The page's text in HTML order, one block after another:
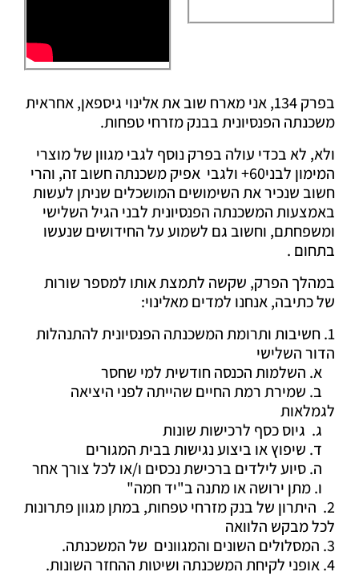
בפרק 134, אני מארח שוב את אלינוי גיספאן, אחראית
משכנתה הפנסיונית בבנק מזרחי טפחות.
ולא, לא בכדי עולה בפרק נוסף לגבי מגוון של מוצרי
המימון לבני60+ ולגבי אפיק משכנתה חשוב זה, והרי
חשוב שנכיר את השימושים המושכלים שניתן לעשות
באמצעות המשכנתה הפנסיונית לבני הגיל השלישי
ומשפחתם, וחשוב גם לשמוע על החידושים שנעשו
בתחום .
במהלך הפרק, שקשה לתמצת אותו למספר שורות
של כתיבה, אנחנו למדים מאלינוי:
1. חשיבות ותרומת המשכנתה הפנסיונית להתנהלות
הדור השלישי
א. השלמות הכנסה חודשית למי שחסר
ב. שמירת רמת החיים שהייתה לפני היציאה
לגמלאות
ג. גיוס כסף לרכישות שונות
ד. שיפוץ או ביצוע נגישות בבית המגורים
ה. סיוע לילדים ברכישת נכסים ו/או לכל צורך אחר
ו. מתן ירושה או מתנה ב"יד חמה"
2. היתרון של בנק מזרחי טפחות, במתן מגוון פתרונות
לכל מבקש הלוואה
3. המסלולים השונים והמגוונים של המשכנתה.
4. אופני לקיחת המשכנתה ושיטות ההחזר השונות.